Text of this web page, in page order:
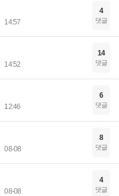
14:57
4
댓글
14:52
14
댓글
12:46
6
댓글
08-08
8
댓글
08-08
4
댓글